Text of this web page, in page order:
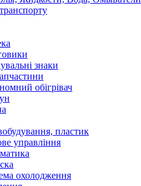
знаки
обігрівач
пластик
управління
охолодження